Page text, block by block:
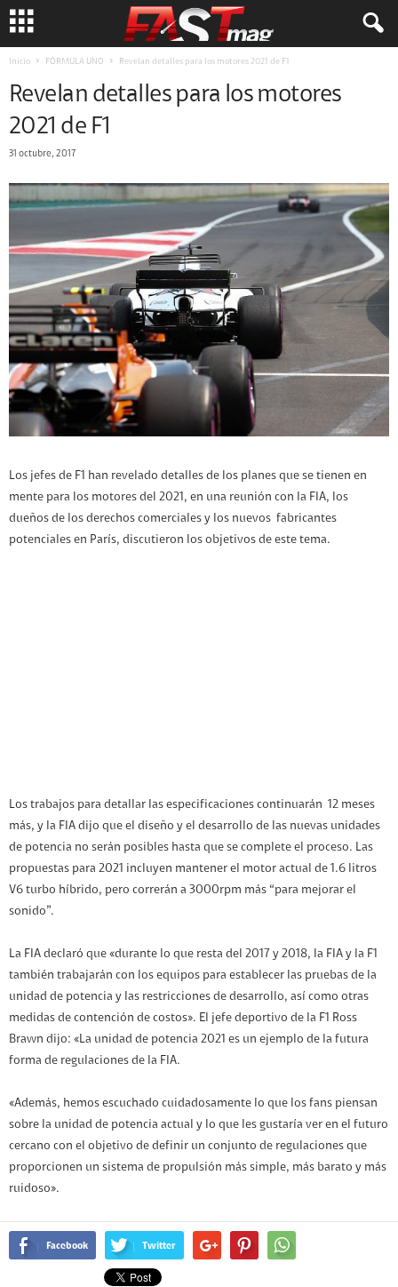
Inicio FÓRMULA UNO Revelan detalles para los motores 2021 de F1
Revelan detalles para los motores
2021 de F1
31 octubre, 2017
Los jefes de F1 han revelado detalles de los planes que se tienen en
mente para los motores del 2021, en una reunión con la FIA, los
dueños de los derechos comerciales y los nuevos fabricantes
potenciales en París, discutieron los objetivos de este tema.
Los trabajos para detallar las especificaciones continuarán 12 meses
más, y la FIA dijo que el diseño y el desarrollo de las nuevas unidades
de potencia no serán posibles hasta que se complete el proceso. Las
propuestas para 2021 incluyen mantener el motor actual de 1.6 litros
V6 turbo híbrido, pero correrán a 3000rpm más “para mejorar el
sonido”.
La FIA declaró que «durante lo que resta del 2017 y 2018, la FIA y la F1
también trabajarán con los equipos para establecer las pruebas de la
unidad de potencia y las restricciones de desarrollo, así como otras
medidas de contención de costos». El jefe deportivo de la F1 Ross
Brawn dijo: «La unidad de potencia 2021 es un ejemplo de la futura
forma de regulaciones de la FIA.
«Además, hemos escuchado cuidadosamente lo que los fans piensan
sobre la unidad de potencia actual y lo que les gustaría ver en el futuro
cercano con el objetivo de definir un conjunto de regulaciones que
proporcionen un sistema de propulsión más simple, más barato y más
ruidoso».
Facebook Twitter